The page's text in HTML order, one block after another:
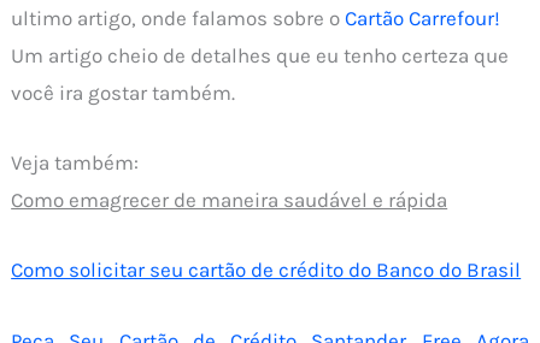
ultimo artigo, onde falamos sobre oCartão Carrefour!
Um artigo cheio de detalhes que eu tenho certeza que
você ira gostar também.
Veja também:
Como emagrecer de maneira saudável e rápida
Como solicitar seu cartão de crédito do Banco do Brasil